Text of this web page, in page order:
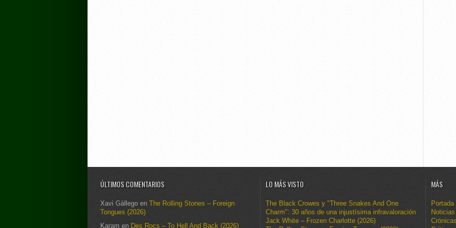
ÚLTIMOS COMENTARIOS
Xavi Gàllego en The Rolling Stones – Foreign
Tongues (2026)
Karam en Des Rocs – To Hell And Back (2026)
LO MÁS VISTO
The Black Crowes y "Three Snakes And One
Charm": 30 años de una injustísima infravaloración
Jack White – Frozen Charlotte (2026)
MÁS
Portada
Noticias